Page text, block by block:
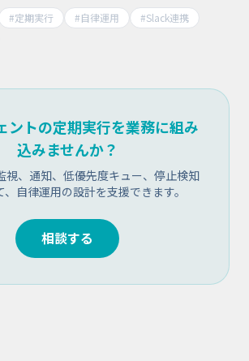
#定期実行 #自律運用 #Slack連携
ントの定期実行を業務に組み
込みませんか？
、通知、低優先度キュー、停止検知
、自律運用の設計を支援できます。
相談する